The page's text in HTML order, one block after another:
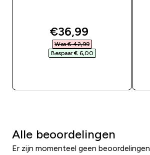
discounted price
€36,99‎
Was € 42,99‎
Bespaar € 6,00‎
Alle beoordelingen
Er zijn momenteel geen beoordelingen.